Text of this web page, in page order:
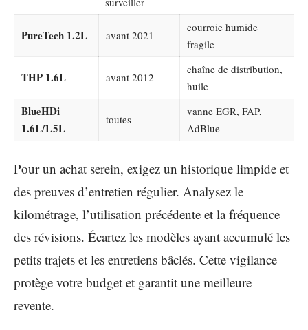
PureTech 1.2L avant 2021
courroie humide
fragile
THP 1.6L avant 2012
chaîne de distribution,
huile
BlueHDi
1.6L/1.5L
toutes
vanne EGR, FAP,
AdBlue
Pour un achat serein, exigez un historique limpide et
des preuves d’entretien régulier. Analysez le
kilométrage, l’utilisation précédente et la fréquence
des révisions. Écartez les modèles ayant accumulé les
petits trajets et les entretiens bâclés. Cette vigilance
protège votre budget et garantit une meilleure
revente.